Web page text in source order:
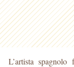
L’artista